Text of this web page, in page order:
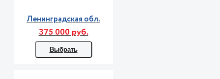
Ленинградская обл.
375 000 руб.
Выбрать